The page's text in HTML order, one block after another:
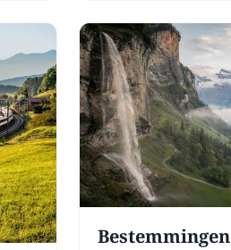
Bestemmingen